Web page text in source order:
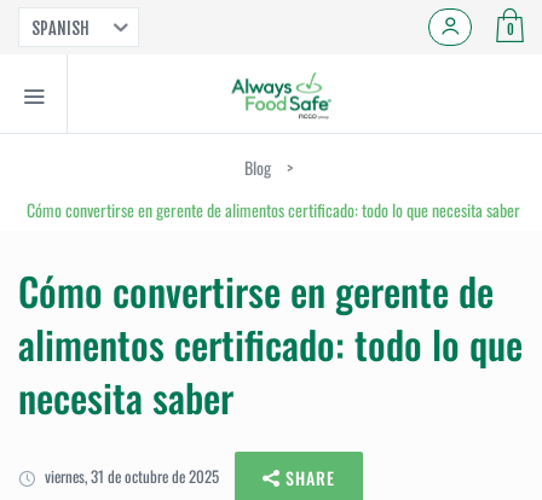
SPANISH 0
Blog
>
Cómo convertirse en gerente de alimentos certificado: todo lo que necesita saber
Cómo convertirse en gerente de
alimentos certificado: todo lo que
necesita saber
viernes, 31 de octubre de 2025 SHARE